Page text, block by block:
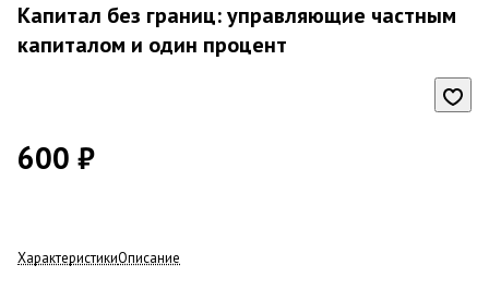
Капитал без границ: управляющие частным
капиталом и один процент
600 ₽
ХарактеристикиОписание